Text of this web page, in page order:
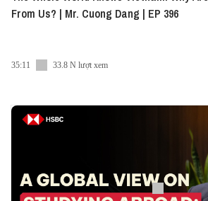
From Us? | Mr. Cuong Dang | EP 396
35:11 33.8 N lượt xem